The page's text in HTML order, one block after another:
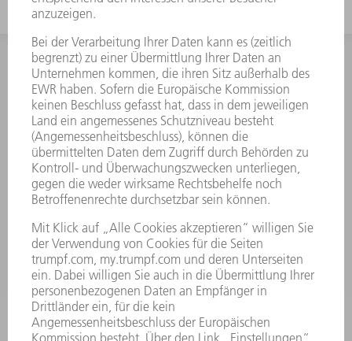
INFORMATION
Häufig gestellte Fragen
Allgemeine Geschäftsbedingungen
KONTAKT
Kundenbetreuung TRUMPF Werkzeugmaschinen
+49 7156 303 33222
Mo - Fr: 07:30 - 17:30 Uhr
Erweiterte Rufbereitschaft per Service App Mo - Fr:
06:30 - 20.00 Uhr Sa: 07:00 - 12:00 Uhr
Kundenbetreuung@trumpf.com
KONTAKT
Service TRUMPF Lasertechnik
+49 7156 303 37444
Mo - Fr: 07:30 - 18:00 Uhr
Additive Manufacturing 07:30 - 17:30 Uhr